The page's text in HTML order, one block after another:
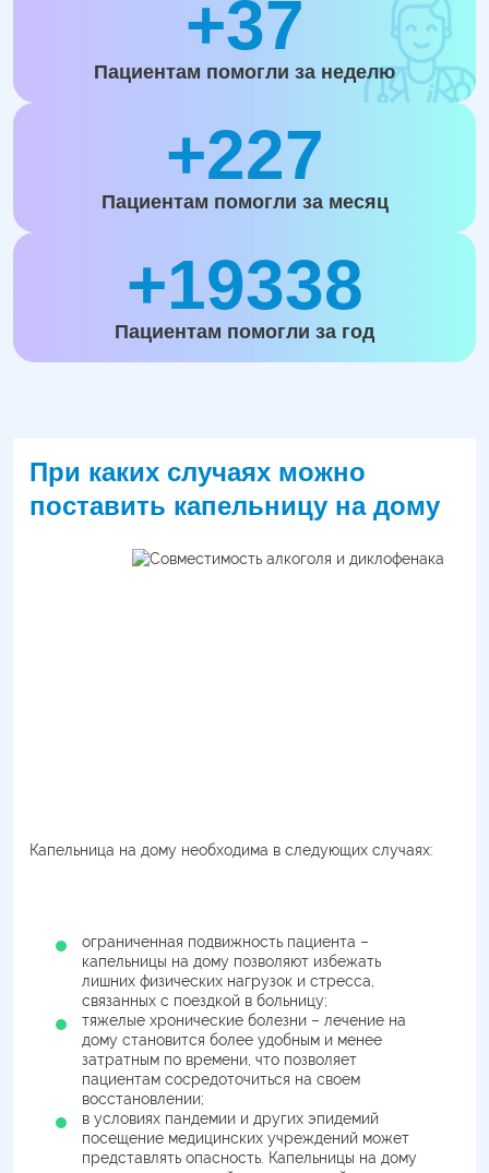
+37
Пациентам помогли за неделю
+227
Пациентам помогли за месяц
+19338
Пациентам помогли за год
При каких случаях можно
поставить капельницу на дому
Капельница на дому необходима в следующих случаях:
ограниченная подвижность пациента –
капельницы на дому позволяют избежать
лишних физических нагрузок и стресса,
связанных с поездкой в больницу;
тяжелые хронические болезни – лечение на
дому становится более удобным и менее
затратным по времени, что позволяет
пациентам сосредоточиться на своем
восстановлении;
в условиях пандемии и других эпидемий
посещение медицинских учреждений может
представлять опасность. Капельницы на дому